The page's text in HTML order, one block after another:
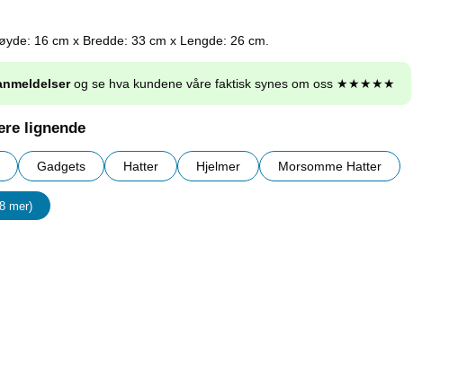
16 cm x Bredde: 33 cm x Lengde: 26 cm.
og se hva kundene våre faktisk synes om oss ★★★★★
lignende
Gadgets Hatter Hjelmer Morsomme Hatter
mer)